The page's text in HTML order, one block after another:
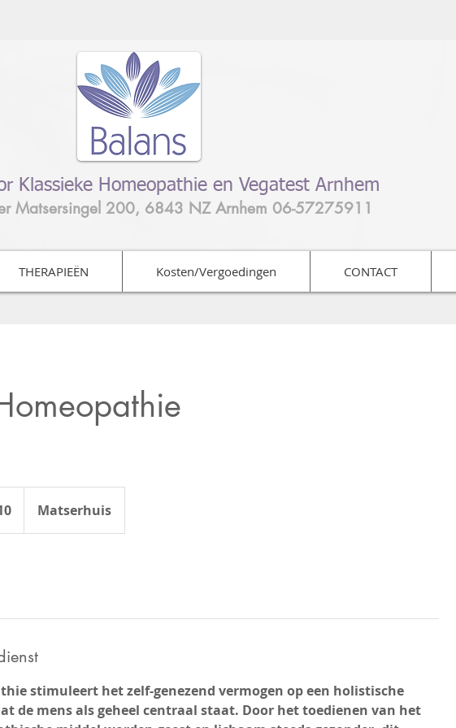
Matsersingel 200, 6843 NZ Arnhem 06-57275911
THERAPIEËN Kosten/Vergoedingen CONTACT
Klassieke Homeopathie en Vegatest Arnhem
Matserhuis
stimuleert het zelf-genezend vermogen op een holistische
de mens als geheel centraal staat. Door het toedienen van het